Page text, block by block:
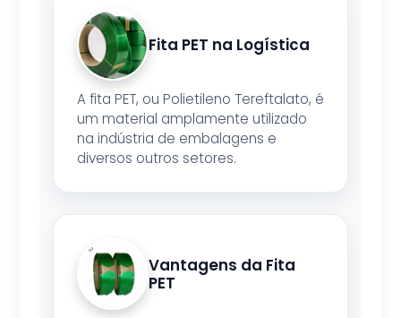
Fita PET na Logística
A fita PET, ou Polietileno Tereftalato, é
um material amplamente utilizado
na indústria de embalagens e
diversos outros setores.
Vantagens da Fita
PET